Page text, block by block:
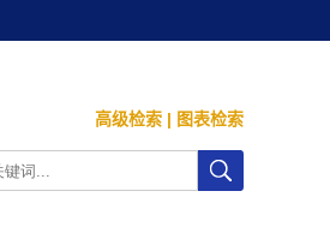
高级检索 | 图表检索